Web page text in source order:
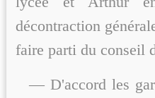
décontraction
faire parti du conseil
— D'accord les